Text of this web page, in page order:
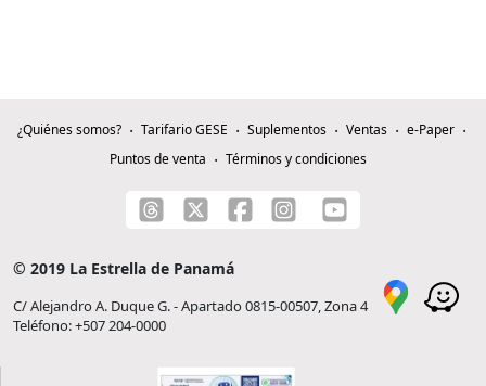
¿Quiénes somos? Tarifario GESE Suplementos Ventas
e-Paper
Puntos de venta
Términos y condiciones
© 2019 La Estrella de Panamá
C/ Alejandro A. Duque G. - Apartado 0815-00507, Zona 4
Teléfono: +507 204-0000